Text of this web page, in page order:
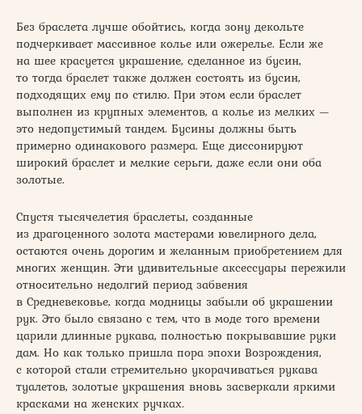
Без браслета лучше обойтись, когда зону декольте
подчеркивает массивное колье или ожерелье. Если же
на шее красуется украшение, сделанное из бусин,
то тогда браслет также должен состоять из бусин,
подходящих ему по стилю. При этом если браслет
выполнен из крупных элементов, а колье из мелких —
это недопустимый тандем. Бусины должны быть
примерно одинакового размера. Еще диссонируют
широкий браслет и мелкие серьги, даже если они оба
золотые.
Спустя тысячелетия браслеты, созданные
из драгоценного золота мастерами ювелирного дела,
остаются очень дорогим и желанным приобретением для
многих женщин. Эти удивительные аксессуары пережили
относительно недолгий период забвения
в Средневековье, когда модницы забыли об украшении
рук. Это было связано с тем, что в моде того времени
царили длинные рукава, полностью покрывавшие руки
дам. Но как только пришла пора эпохи Возрождения,
с которой стали стремительно укорачиваться рукава
туалетов, золотые украшения вновь засверкали яркими
красками на женских ручках.